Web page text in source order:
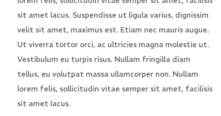
sit amet lacus. Suspendisse ut ligula varius, dignissim
velit sit amet, maximus est. Etiam nec mauris augue.
Ut viverra tortor orci, ac ultricies magna molestie ut.
Vestibulum eu turpis risus. Nullam fringilla diam
tellus, eu volutpat massa ullamcorper non. Nullam
lorem felis, sollicitudin vitae semper sit amet, facilisis
sit amet lacus.